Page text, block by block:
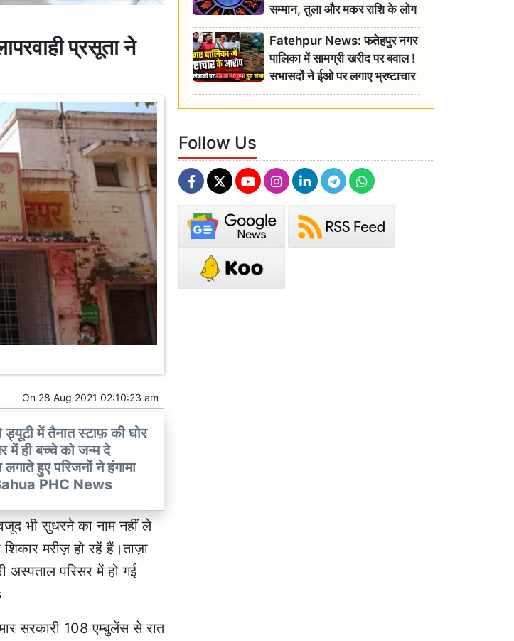
प्रसूता ने
On 28 Aug 2021 02:10:23 am
में तैनात स्टाफ़ की घोर
में ही बच्चे को जन्म दे
हुए परिजनों ने हंगामा
PHC News
भी सुधरने का नाम नहीं ले
शिकार मरीज़ हो रहें हैं।ताज़ा
अस्पताल परिसर में हो गई
सरकारी 108 एम्बुलेंस से रात
सम्मान, तुला और मकर राशि के लोग
रहें सतर्क
Fatehpur News: फतेहपुर नगर
पालिका में सामग्री खरीद पर बवाल !
सभासदों ने ईओ पर लगाए भ्रष्टाचार
के गंभीर आरोप
Follow Us